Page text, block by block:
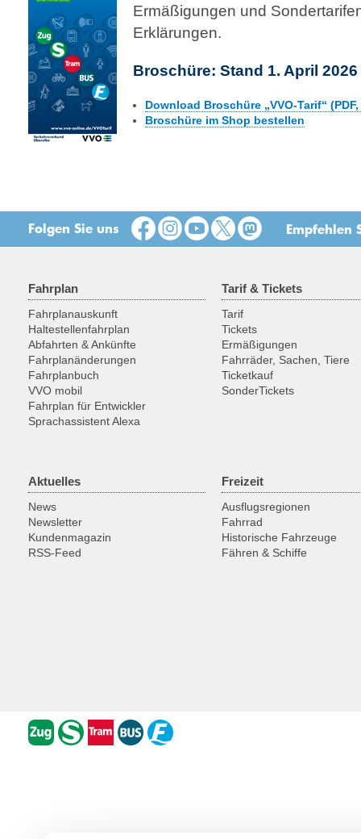
Ermäßigungen und
Erklärungen.
Broschüre: Stand 1. April 2026
Download Broschüre „VVO-Tarif“
Broschüre im Shop bestellen
Folgen Sie uns Empfehlen
Fahrplan
Fahrplanauskunft
Haltestellenfahrplan
Abfahrten & Ankünfte
Fahrplanänderungen
Fahrplanbuch
VVO mobil
Fahrplan für Entwickler
Sprachassistent Alexa
Tarif & Tickets
Tarif
Tickets
Ermäßigungen
Fahrräder, Sachen, Tiere
Ticketkauf
SonderTickets
Aktuelles
News
Newsletter
Kundenmagazin
RSS-Feed
Freizeit
Ausflugsregionen
Fahrrad
Historische Fahrzeuge
Fähren & Schiffe